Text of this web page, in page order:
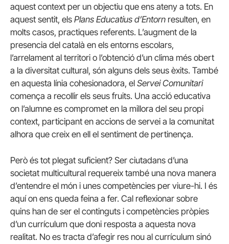
aquest context per un objectiu que ens ateny a tots. En
aquest sentit, els Plans Educatius d’Entorn resulten, en
molts casos, practiques referents. L’augment de la
presencia del català en els entorns escolars,
l’arrelament al territori o l’obtenció d’un clima més obert
a la diversitat cultural, són alguns dels seus èxits. També
en aquesta línia cohesionadora, el Servei Comunitari
comença a recollir els seus fruits. Una acció educativa
on l’alumne es compromet en la millora del seu propi
context, participant en accions de servei a la comunitat
alhora que creix en ell el sentiment de pertinença.
Però és tot plegat suficient? Ser ciutadans d’una
societat multicultural requereix també una nova manera
d’entendre el món i unes competències per viure-hi. I és
aquí on ens queda feina a fer. Cal reflexionar sobre
quins han de ser el continguts i competències pròpies
d’un currículum que doni resposta a aquesta nova
realitat. No es tracta d’afegir res nou al currículum sinó